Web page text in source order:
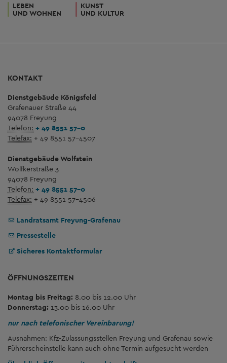
LEBEN
UND WOHNEN
KUNST
UND KULTUR
KONTAKT
Dienstgebäude Königsfeld
Grafenauer Straße 44
94078 Freyung
Telefon: + 49 8551 57-0
Telefax: + 49 8551 57-4507
Dienstgebäude Wolfstein
Wolfkerstraße 3
94078 Freyung
Telefon: + 49 8551 57-0
Telefax: + 49 8551 57-4506
Landratsamt Freyung-Grafenau
Pressestelle
Sicheres Kontaktformular
ÖFFNUNGSZEITEN
Montag bis Freitag: 8.00 bis 12.00 Uhr
Donnerstag: 13.00 bis 16.00 Uhr
nur nach telefonischer Vereinbarung!
Ausnahmen: Kfz-Zulassungsstellen Freyung und Grafenau sowie
Führerscheinstelle kann auch ohne Termin aufgesucht werden